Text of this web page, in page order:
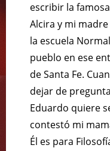
escribir la
Alcira y mi
la escuela
pueblo en ese
de Santa Fe.
dejar de
Eduardo quiere
contestó mi
Él es para